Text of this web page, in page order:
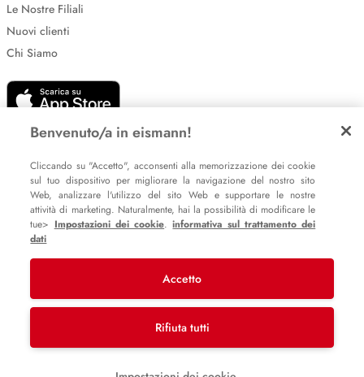
Le Nostre Filiali
Nuovi clienti
Chi Siamo
Impostazione dei cookie
Informative sulla privacy
Policy Whistleblowing
© 2007 – 2026 eismann s.r.l.
Benvenuto/a in eismann!
Cliccando su "Accetto", acconsenti alla memorizzazione dei cookie
sul tuo dispositivo per migliorare la navigazione del nostro sito
Web, analizzare l'utilizzo del sito Web e supportare le nostre
attività di marketing. Naturalmente, hai la possibilità di modificare le
tue> Impostazioni dei cookie.informativa sul trattamento dei
dati
Accetto
Rifiuta tutti